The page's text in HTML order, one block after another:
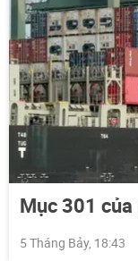
Mục 301
5 Tháng Bảy, 18:43